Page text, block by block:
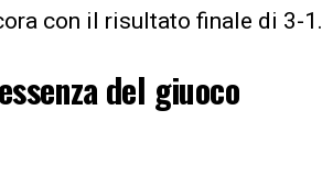
con il risultato finale di 3-1.
del giuoco